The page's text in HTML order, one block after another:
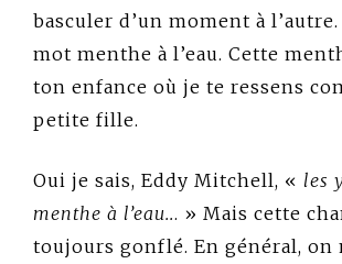
basculer d’un moment à l’autre.
mot menthe à l’eau. Cette
ton enfance où je te ressens
petite fille.
Oui je sais, Eddy Mitchell, « les
menthe à l’eau... » Mais cette
toujours gonflé. En général, on